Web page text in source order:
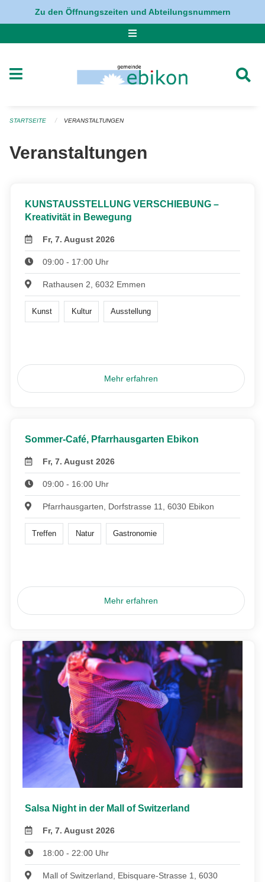
Navigation überspringen
Zu den Öffnungszeiten und Abteilungsnummern
STARTSEITE VERANSTALTUNGEN
Veranstaltungen
KUNSTAUSSTELLUNG VERSCHIEBUNG –
Kreativität in Bewegung
Fr, 7. August 2026
09:00 - 17:00 Uhr
Rathausen 2, 6032 Emmen
Kunst Kultur Ausstellung
Mehr erfahren
Sommer-Café, Pfarrhausgarten Ebikon
Fr, 7. August 2026
09:00 - 16:00 Uhr
Pfarrhausgarten, Dorfstrasse 11, 6030 Ebikon
Treffen Natur Gastronomie
Mehr erfahren
Salsa Night in der Mall of Switzerland
Fr, 7. August 2026
18:00 - 22:00 Uhr
Mall of Switzerland, Ebisquare-Strasse 1, 6030